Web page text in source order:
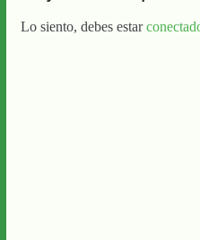
Lo siento, debes estar